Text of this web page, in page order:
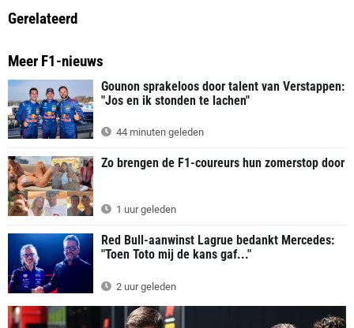
Gerelateerd
Meer F1-nieuws
Gounon sprakeloos door talent van Verstappen:
"Jos en ik stonden te lachen"
44 minuten geleden
Zo brengen de F1-coureurs hun zomerstop door
1 uur geleden
Red Bull-aanwinst Lagrue bedankt Mercedes:
"Toen Toto mij de kans gaf..."
2 uur geleden